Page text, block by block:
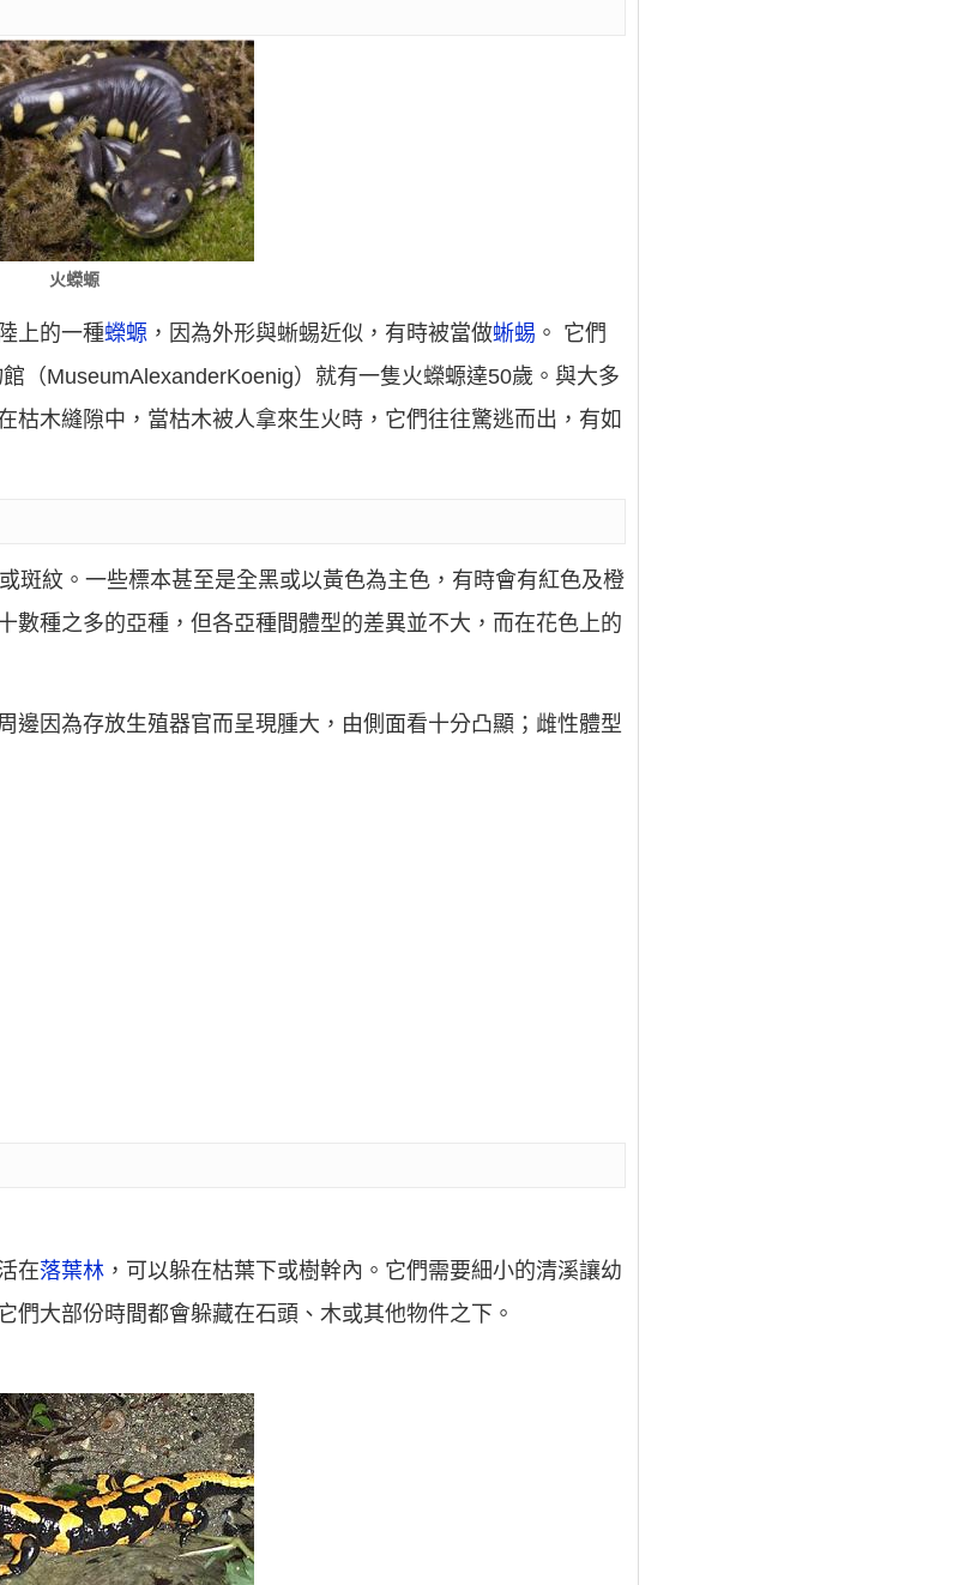
火蠑螈
上的一種蠑螈 ，因為外形與蜥蜴近似，有時被當做蜥蜴 。 它們
（MuseumAlexanderKoenig）就有一隻火蠑螈達50歲。與大多
枯木縫隙中，當枯木被人拿來生火時，它們往往驚逃而出，有如
斑紋。一些標本甚至是全黑或以黃色為主色，有時會有紅色及橙
數種之多的亞種，但各亞種間體型的差異並不大，而在花色上的
邊因為存放生殖器官而呈現腫大，由側面看十分凸顯；雌性體型
在落葉林 ，可以躲在枯葉下或樹幹內。它們需要細小的清溪讓幼
大部份時間都會躲藏在石頭、木或其他物件之下。